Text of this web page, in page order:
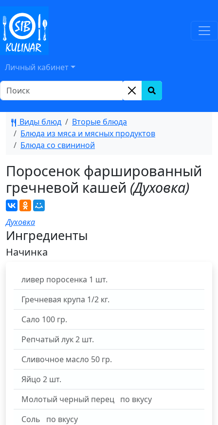
Личный кабинет
Виды блюд
Вторые блюда
Блюда из мяса и мясных продуктов
Блюда со свининой
Поросенок фаршированный
гречневой кашей (Духовка)
Духовка
Ингредиенты
Начинка
ливер поросенка 1 шт.
Гречневая крупа 1/2 кг.
Сало 100 гр.
Репчатый лук2 шт.
Сливочное масло 50 гр.
Яйцо 2 шт.
Молотый черный перец по вкусу
Соль
по вкусу